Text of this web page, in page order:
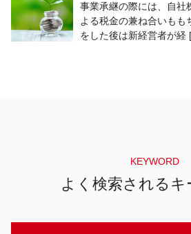
事業承継の際には、自社
よる税金の兼ね合いも
をした後は新経営者が
KEYWORD
よく検索されるキ